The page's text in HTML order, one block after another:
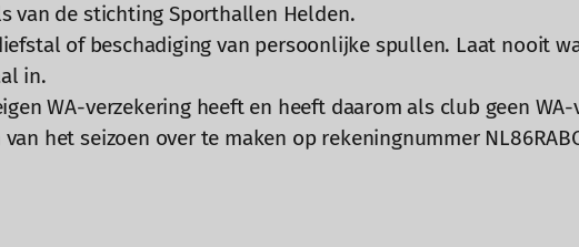
van de stichting Sporthallen Helden.
of beschadiging van persoonlijke spullen. Laat nooit
in.
WA-verzekering heeft en heeft daarom als club geen WA-
het seizoen over te maken op rekeningnummer